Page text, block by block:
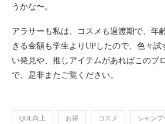
うかな〜。
アラサーも私は、コスメも過渡期で、年
きる金額も学生よりUPしたので、色々
い発見や、推しアイテムがあればこのブ
で、是非またご覧ください。
QOL向上 お得 コスメ シャンプ